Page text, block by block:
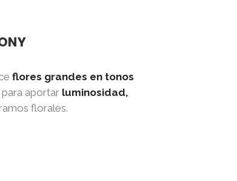
flores grandes en tonos
aportar luminosidad,
florales.